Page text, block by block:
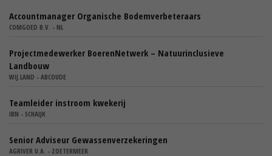
Accountmanager Organische Bodemverbeteraars
COMGOED B.V. - NL
Projectmedewerker BoerenNetwerk – Natuurinclusieve
Landbouw
WIJ.LAND - ABCOUDE
Teamleider instroom kwekerij
IBN - SCHAIJK
Senior Adviseur Gewassenverzekeringen
AGRIVER U.A. - ZOETERMEER